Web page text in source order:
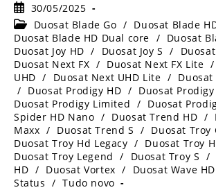
Post
publicado:
30/05/2025
Categoria
do
post:
Duosat Blade Go / Duosat Blade
Duosat Blade HD Dual core / Duosat
Duosat Joy HD / Duosat Joy S /
Duosat Next FX / Duosat Next FX Lite /
UHD / Duosat Next UHD Lite / Duosat
/ Duosat Prodigy HD / Duosat
Duosat Prodigy Limited / Duosat
Spider HD Nano / Duosat Trend HD /
Maxx / Duosat Trend S / Duosat Troy
Duosat Troy Hd Legacy / Duosat Troy
Duosat Troy Legend
/ Duosat Troy S /
HD / Duosat Vortex / Duosat Wave HD
Status / Tudo novo